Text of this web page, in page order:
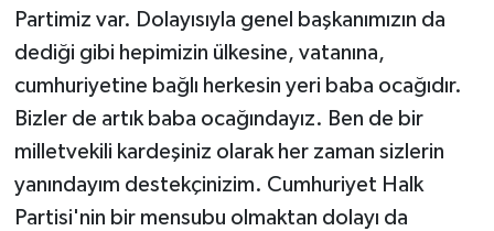
Partimiz var. Dolayısıyla genel başkanımızın da
dediği gibi hepimizin ülkesine, vatanına,
cumhuriyetine bağlı herkesin yeri baba ocağıdır.
Bizler de artık baba ocağındayız. Ben de bir
milletvekili kardeşiniz olarak her zaman sizlerin
yanındayım destekçinizim. Cumhuriyet Halk
Partisi'nin bir mensubu olmaktan dolayı da